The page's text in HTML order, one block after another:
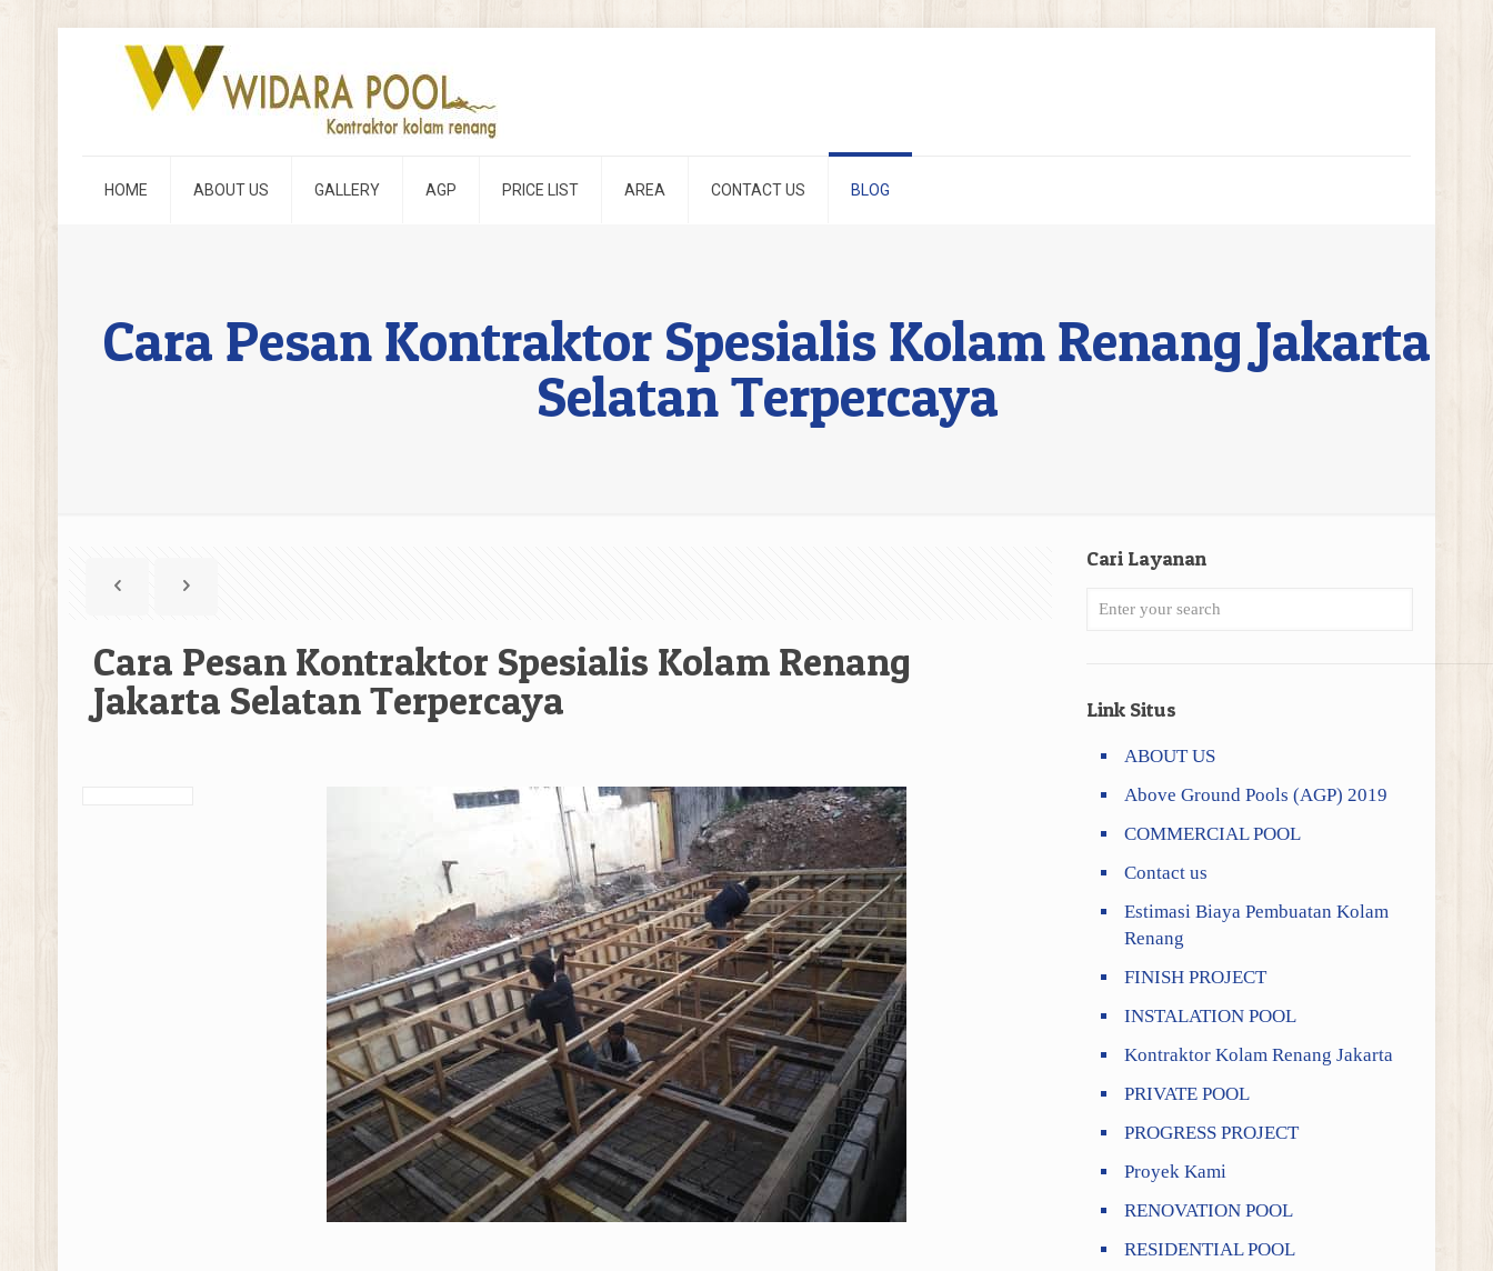
HOME ABOUT US GALLERY AGP PRICE LIST AREA CONTACT US BLOG
Cara Pesan Kontraktor Spesialis Kolam Renang Jakarta
Selatan Terpercaya
Cara Pesan Kontraktor Spesialis Kolam Renang
Jakarta Selatan Terpercaya
Cari Layanan
Link Situs
ABOUT US
Above Ground Pools (AGP) 2019
COMMERCIAL POOL
Contact us
Estimasi Biaya Pembuatan Kolam
Renang
FINISH PROJECT
INSTALATION POOL
Kontraktor Kolam Renang Jakarta
PRIVATE POOL
PROGRESS PROJECT
Proyek Kami
RENOVATION POOL
RESIDENTIAL POOL